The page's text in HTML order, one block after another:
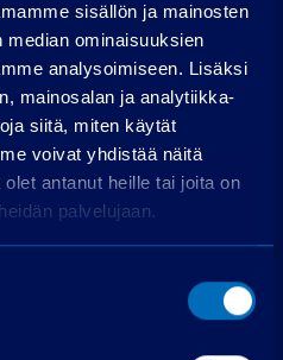
sisällön ja mainosten
median ominaisuuksien
analysoimiseen. Lisäksi
mainosalan ja analytiikka-
siitä, miten käytät
voivat yhdistää näitä
antanut heille tai joita on
palvelujaan.
19,00 €/kk
3,99 %
72 kpl á 536,77 €
5,8 %
6 095,49 €